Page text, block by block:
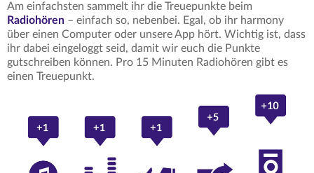
Am einfachsten sammelt ihr die Treuepunkte beim
Radiohören – einfach so, nebenbei. Egal, ob ihr harmony
über einen Computer oder unsere App hört. Wichtig ist, dass
ihr dabei eingeloggt seid, damit wir euch die Punkte
gutschreiben können. Pro 15 Minuten Radiohören gibt es
einen Treuepunkt.